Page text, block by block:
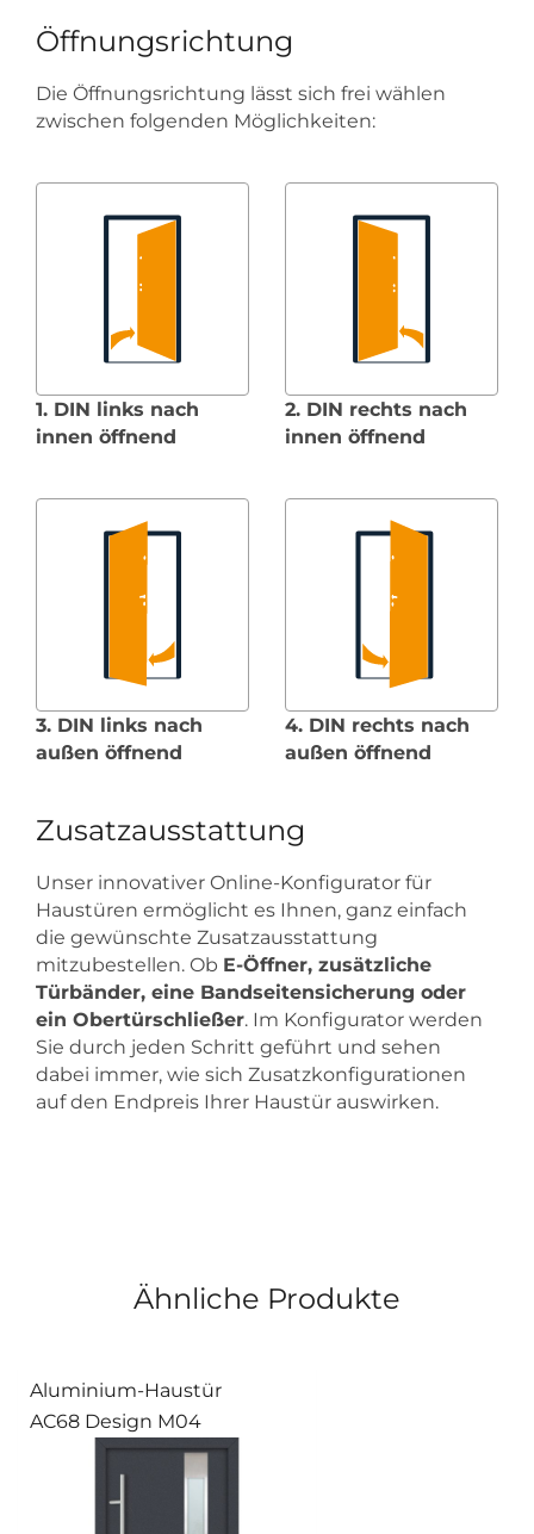
Öffnungsrichtung
Die Öffnungsrichtung lässt sich frei wählen
zwischen folgenden Möglichkeiten:
1. DIN links nach
innen öffnend
2. DIN rechts nach
innen öffnend
3. DIN links nach
außen öffnend
4. DIN rechts nach
außen öffnend
Zusatzausstattung
Unser innovativer Online-Konfigurator für
Haustüren ermöglicht es Ihnen, ganz einfach
die gewünschte Zusatzausstattung
mitzubestellen. Ob E-Öffner, zusätzliche
Türbänder, eine Bandseitensicherung oder
ein Obertürschließer. Im Konfigurator werden
Sie durch jeden Schritt geführt und sehen
dabei immer, wie sich Zusatzkonfigurationen
auf den Endpreis Ihrer Haustür auswirken.
Ähnliche Produkte
Aluminium-Haustür
AC68 Design M04